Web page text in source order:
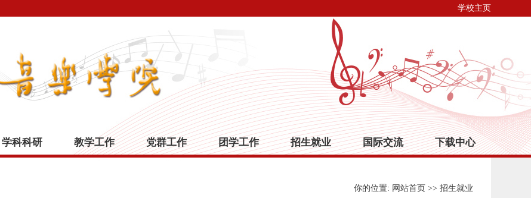
学校主页
学科科研 教学工作 党群工作 团学工作 招生就业 国际交流 下载中心
你的位置: 网站首页 >> 招生就业